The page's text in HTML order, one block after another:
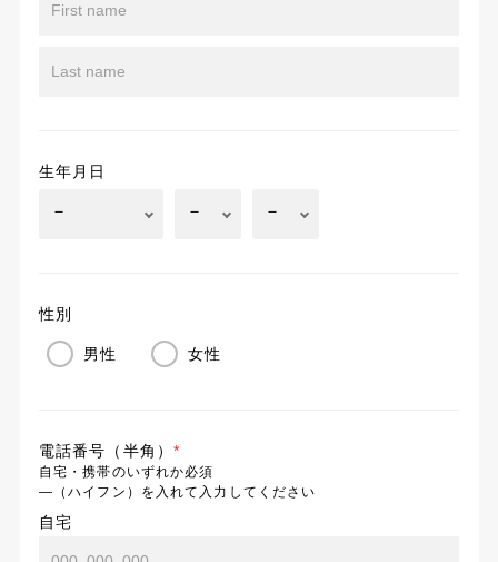
生年月日
性別
男性 女性
電話番号（半角） *
自宅・携帯のいずれか必須
―（ハイフン）を入れて入力してください
自宅